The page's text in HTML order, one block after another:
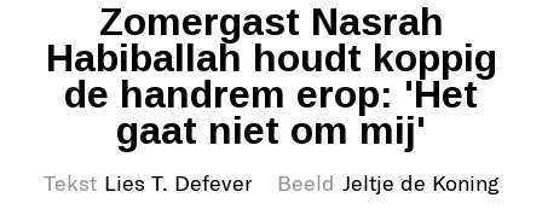
Zomergast Nasrah
Habiballah houdt koppig
de handrem erop: 'Het
gaat niet om mij'
Tekst Lies T. Defever Beeld Jeltje de Koning